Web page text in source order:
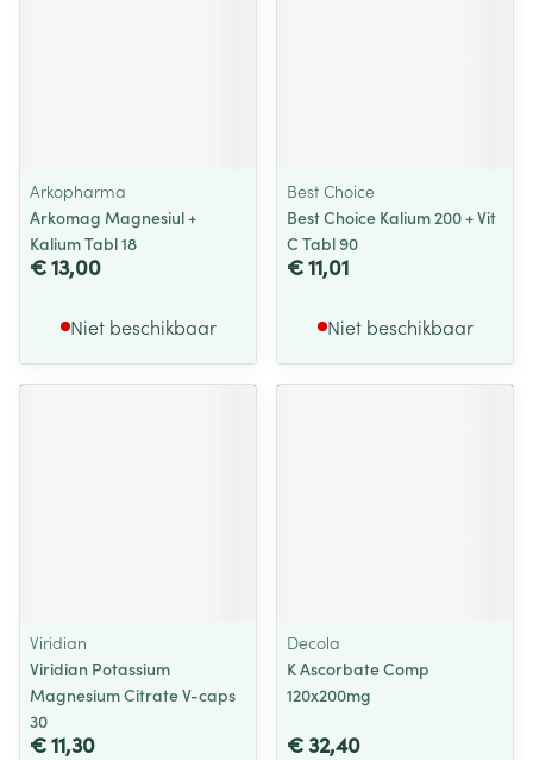
Arkopharma
Arkomag Magnesiul +
Kalium Tabl 18
€ 13,00
Niet beschikbaar
Best Choice
Best Choice Kalium 200 + Vit
C Tabl 90
€ 11,01
Niet beschikbaar
Viridian
Viridian Potassium
Magnesium Citrate V-caps
30
€ 11,30
Decola
K Ascorbate Comp
120x200mg
€ 32,40